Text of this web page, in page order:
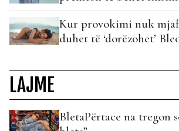
Kur provokimi nuk
duhet të ‘dorëzohet’
LAJME
BletaPërtace na tregon